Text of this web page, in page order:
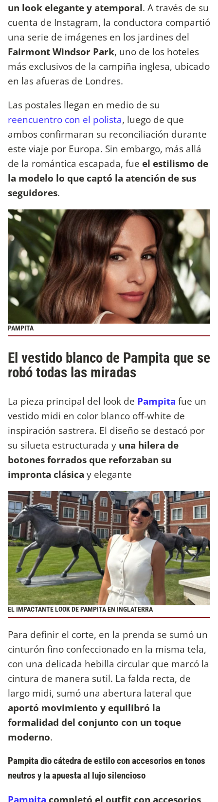
un look elegante y atemporal. A través de su
cuenta de Instagram, la conductora compartió
una serie de imágenes en los jardines del
Fairmont Windsor Park, uno de los hoteles
más exclusivos de la campiña inglesa, ubicado
en las afueras de Londres.
Las postales llegan en medio de su
reencuentro con el polista, luego de que
ambos confirmaran su reconciliación durante
este viaje por Europa. Sin embargo, más allá
de la romántica escapada, fue el estilismo de
la modelo lo que captó la atención de sus
seguidores.
PAMPITA
El vestido blanco de Pampita que se
robó todas las miradas
La pieza principal del look de Pampita fue un
vestido midi en color blanco off-white de
inspiración sastrera. El diseño se destacó por
su silueta estructurada y una hilera de
botones forrados que reforzaban su
impronta clásica y elegante
EL IMPACTANTE LOOK DE PAMPITA EN INGLATERRA
Para definir el corte, en la prenda se sumó un
cinturón fino confeccionado en la misma tela,
con una delicada hebilla circular que marcó la
cintura de manera sutil. La falda recta, de
largo midi, sumó una abertura lateral que
aportó movimiento y equilibró la
formalidad del conjunto con un toque
moderno.
Pampita dio cátedra de estilo con accesorios en tonos
neutros y la apuesta al lujo silencioso